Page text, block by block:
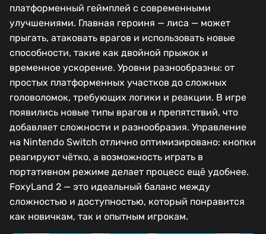
платформенный геймплей с современными
улучшениями. Главная героиня — лиса — может
прыгать, атаковать врагов и использовать новые
способности, такие как двойной прыжок и
временное ускорение. Уровни разнообразны: от
простых платформенных участков до сложных
головоломок, требующих логики и реакции. В игре
появились новые типы врагов и препятствий, что
добавляет сложности и разнообразия. Управление
на Nintendo Switch отлично оптимизировано: кнопки
реагируют чётко, а возможность играть в
портативном режиме делает процесс ещё удобнее.
FoxyLand 2 — это идеальный баланс между
сложностью и доступностью, который понравится
как новичкам, так и опытным игрокам.